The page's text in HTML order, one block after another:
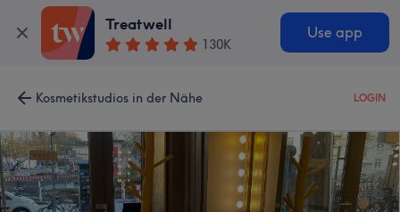
Treatwell
130K
Use app
Kosmetikstudios in der Nähe LOGIN